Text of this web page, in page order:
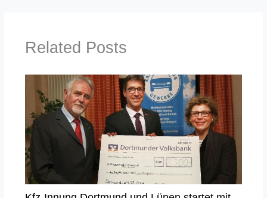
Related Posts